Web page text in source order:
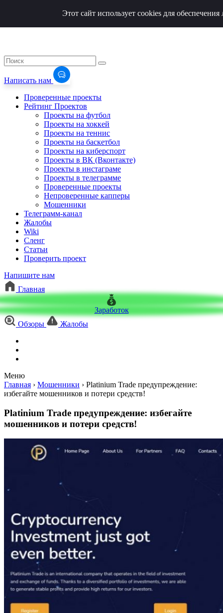
Написать нам
Проверенные проекты
Рейтинг Проектов
Проекты на футбол
Проекты на хоккей
Проекты на теннис
Проекты на баскетбол
Проекты на киберспорт
Проекты в ВК (Вконтакте)
Проекты в инстаграме
Проекты в телеграмме
Проверенные проекты
Непроверенные капперы
Мошенники
Телеграмм-канал
Жалобы
Wiki
Сленг
Статьи
Проверить проект
Напишите нам
Главная
Заработок
Обзоры
Жалобы
Меню
Этот сайт использует cookies для
Главная › Мошенники › Platinium Trade предупреждение:
избегайте мошенников и потери средств!
Platinium Trade предупреждение: избегайте
мошенников и потери средств!